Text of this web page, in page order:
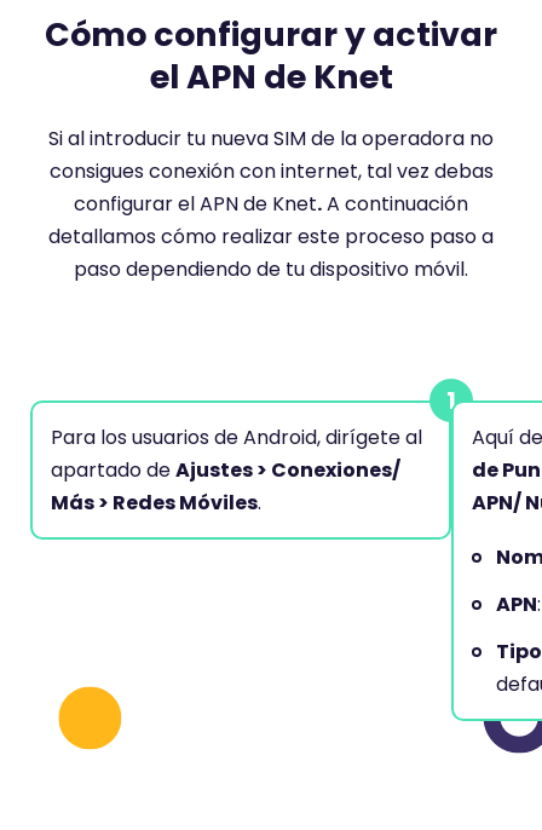
Cómo configurar y activar
el APN de Knet
Si al introducir tu nueva SIM de la operadora no
consigues conexión con internet, tal vez debas
configurar el APN de Knet.A continuación
detallamos cómo realizar este proceso paso a
paso dependiendo de tu dispositivo móvil.
Para los usuarios de Android, dirígete al
apartado deAjustes > Conexiones/
Más > Redes Móviles.
Aquí
de
APN/
APN